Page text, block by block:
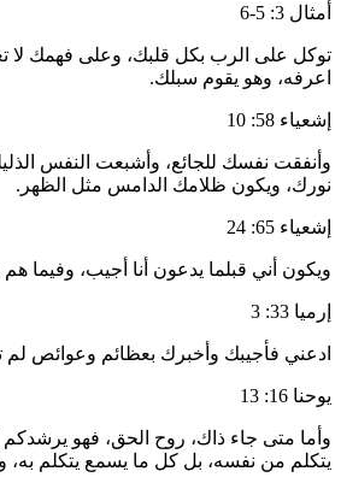
أمثال 3: 5-6
توكل على الرب بكل قلبك، وعلى فهمك
اعرفه، وهو يقوم سبلك.
إشعياء 58: 10
وأنفقت نفسك للجائع، وأشبعت النفس
نورك، ويكون ظلامك الدامس مثل الظهر.
إشعياء 65: 24
ويكون أني قبلما يدعون أنا أجيب، وفيما هم
إرميا 33: 3
ادعني فأجيبك وأخبرك بعظائم وعوائص لم
يوحنا 16: 13
وأما متى جاء ذاك، روح الحق، فهو يرشدكم
يتكلم من نفسه، بل كل ما يسمع يتكلم به،